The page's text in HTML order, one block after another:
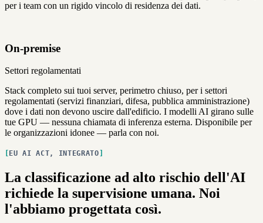
per i team con un rigido vincolo di residenza dei dati.
On-premise
Settori regolamentati
Stack completo sui tuoi server, perimetro chiuso, per i settori
regolamentati (servizi finanziari, difesa, pubblica amministrazione)
dove i dati non devono uscire dall'edificio. I modelli AI girano sulle
tue GPU — nessuna chiamata di inferenza esterna. Disponibile per
le organizzazioni idonee — parla con noi.
EU AI ACT, INTEGRATO
La classificazione ad alto rischio dell'AI
richiede la supervisione umana. Noi
l'abbiamo progettata così.